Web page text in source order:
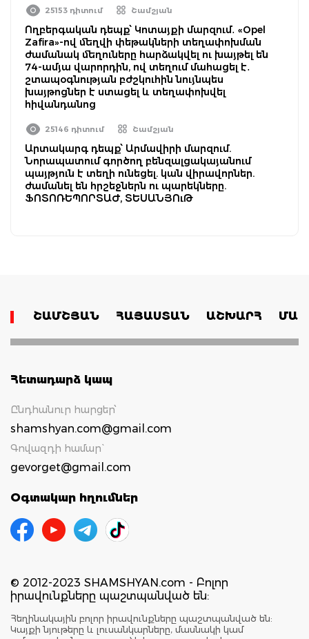
25153 դիտում Շամշյան
Ողբերգական դեպք՝ Կոտայքի մարզում․ «Opel
Zafira»-ով մեղվի փեթակների տեղափոխման
ժամանակ մեղուները հարձակվել ու խայթել են
74-ամյա վարորդին, ով տեղում մահացել է․
շտապօգնության բժշկուհին նույնպես
խայթոցներ է ստացել և տեղափոխվել
հիվանդանոց
25146 դիտում Շամշյան
Արտակարգ դեպք՝ Արմավիրի մարզում.
Նորապատում գործող բենզալցակայանում
պայթյուն է տեղի ունեցել. կան վիրավորներ.
ժամանել են հրշեջներն ու պարեկները.
ՖՈՏՈՌԵՊՈՐՏԱԺ, ՏԵՍԱՆՅՈւԹ
ՇԱՄՇՅԱՆ ՀԱՅԱՍՏԱՆ ԱՇԽԱՐՀ
Հետադարձ կապ
Ընդհանուր հարցեր՝
shamshyan.com@gmail.com
Գովազդի համար`
gevorget@gmail.com
Օգտակար հղումներ
© 2012-2023 SHAMSHYAN.com - Բոլոր
իրավունքները պաշտպանված են:
Հեղինակային բոլոր իրավունքները պաշտպանված են:
Կայքի նյութերը և լուսանկարները, մասնակի կամ